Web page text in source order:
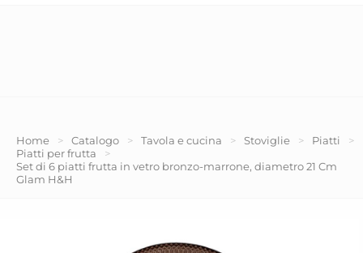
Home > Catalogo > Tavola e cucina > Stoviglie > Piatti
>
Piatti per frutta
>
Set di 6 piatti frutta in vetro bronzo-marrone, diametro 21 Cm
Glam H&H